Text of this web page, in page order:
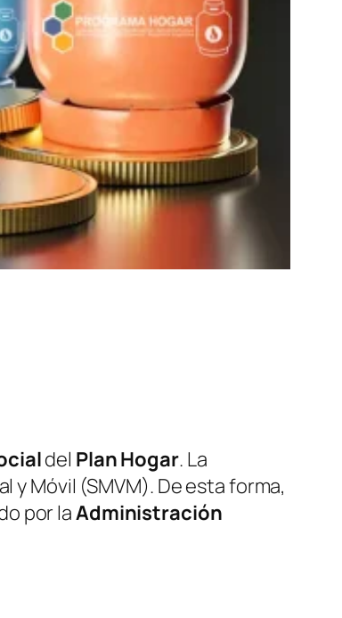
del Plan Hogar. La
y Móvil (SMVM). De esta forma,
por laAdministración